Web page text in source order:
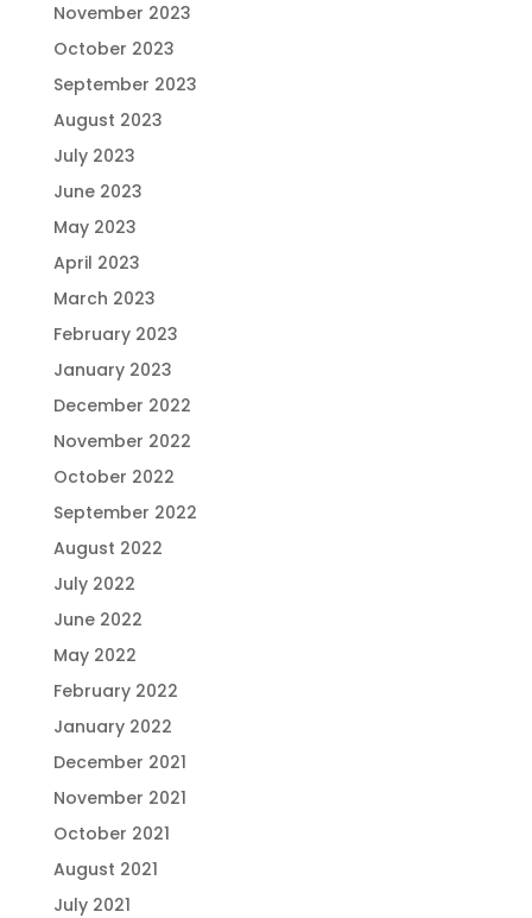
November 2023
October 2023
September 2023
August 2023
July 2023
June 2023
May 2023
April 2023
March 2023
February 2023
January 2023
December 2022
November 2022
October 2022
September 2022
August 2022
July 2022
June 2022
May 2022
February 2022
January 2022
December 2021
November 2021
October 2021
August 2021
July 2021